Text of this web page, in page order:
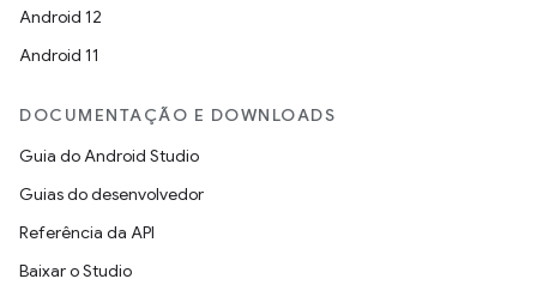
Android 12
Android 11
DOCUMENTAÇÃO E DOWNLOADS
Guia do Android Studio
Guias do desenvolvedor
Referência da API
Baixar o Studio